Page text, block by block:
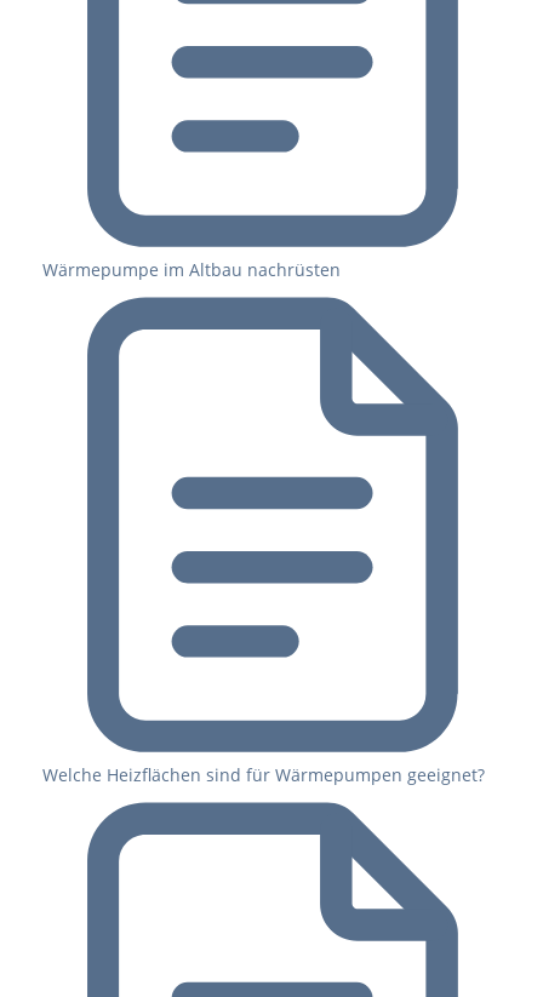
Wärmepumpe im Altbau nachrüsten
Welche Heizflächen sind für Wärmepumpen geeignet?